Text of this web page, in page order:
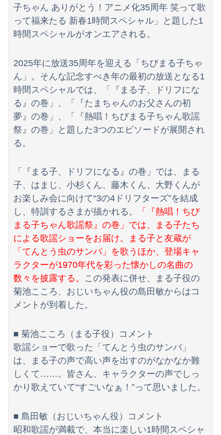
【放送事故】昔のドラマのレ◯プシーン、今見るとアウトすぎる・・・
【朗報】見せブラ、流行る。
職場仲間と回転寿司に行ったときの話
【衝撃】農村地域で育った子どもがアレルギーやぜん息になりにくい『農場効果』を引き起こす細菌が判明
【動画】えちえちﾃﾞｶﾊﾟｲJD2人組、川遊び中にチャラ男にナンパされるｗｗｗｗｗｗｗｗｗｗｗｗｗｗｗｗ
【動画】両方馬鹿（笑）ミニストップでトラックと衝突したドラレコが（ノ∇`）
【画像】吉川愛さん(26)、縛られてムチムチお乳が強調されてしまう
子ちゃん ありがとう！アニメ化35周年 笑って歌
って福来たる 新春1時間スペシャル」と題した1
時間スペシャルがオンエアされる。
2025年に放送35周年を迎える「ちびまる子ちゃ
ん」。そんな記念すべき年の最初の放送となる1
時間スペシャルでは、「『まる子、ドリフにな
る』の巻」、「『たまちゃんのお父さんの初
夢』の巻」、「『熱唱！ちびまる子ちゃん歌謡
祭』の巻」と題した3つのエピソードが展開され
る。
「『まる子、ドリフになる』の巻」では、まる
子、はまじ、小杉くん、藤木くん、大野くんが
お楽しみ会に向けて“3の4ドリフターズ”を結成
し、特訓するさまが描かれる。
「『熱唱！ちび
まる子ちゃん歌謡祭』の巻」では、まる子たち
による歌謡ショーをお届け。まる子と友蔵が
「てんとう虫のサンバ」を歌うほか、登場キャ
ラクターが1970年代を彩った懐かしの名曲の
数々を披露する。 この発表に併せ、まる子役の
菊池こころ、おじいちゃん役の島田敏からはコ
メントが到着した。
■ 菊池こころ（まる子役）コメント
歌謡ショーで歌った「てんとう虫のサンバ」
は、まる子の声で高い声を出すのがなかなか難
しくて……。皆さん、キャラクターの声でしっ
かり歌えていて“すごいなぁ！”って思いました。
■ 島田敏（おじいちゃん役）コメント
昭和歌謡が満載で、本当に楽しい1時間スペシャ